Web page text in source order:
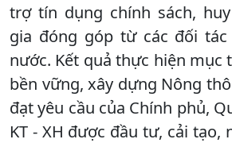
trợ tín dụng chính sách,
gia đóng góp từ các đối
nước. Kết quả thực hiện mục
bền vững, xây dựng Nông
đạt yêu cầu của Chính phủ,
KT - XH được đầu tư, cải tạo,